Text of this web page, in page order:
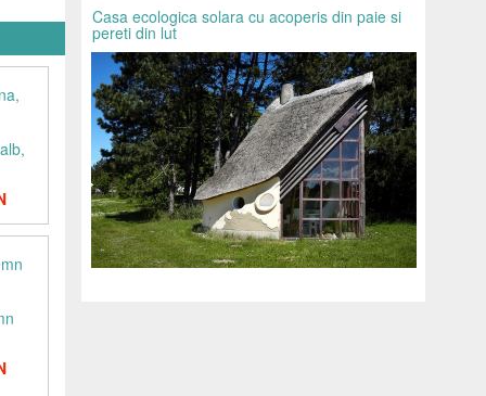
Casa ecologica solara cu acoperis din paie si
pereti din lut